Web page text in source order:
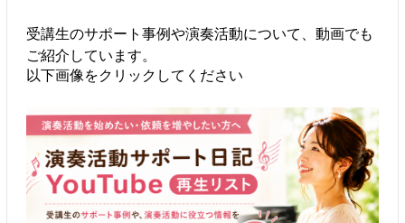
受講生のサポート事例や演奏活動について、動画でも
ご紹介しています。
以下画像をクリックしてください